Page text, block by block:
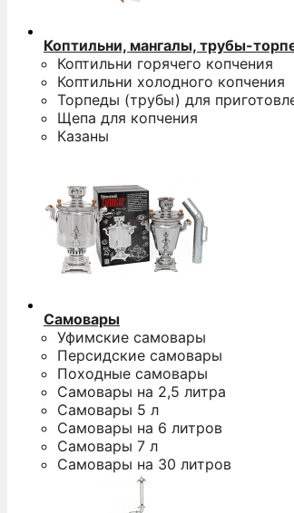
Коптильни, мангалы, трубы-
Коптильни горячего копчения
Коптильни холодного копчения
Торпеды (трубы) для
Щепа для копчения
Казаны
Самовары
Уфимские самовары
Персидские самовары
Походные самовары
Самовары на 2,5 литра
Самовары 5 л
Самовары на 6 литров
Самовары 7 л
Самовары на 30 литров